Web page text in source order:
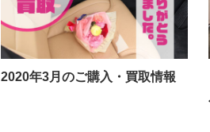
2020年3月のご購入・買取情報